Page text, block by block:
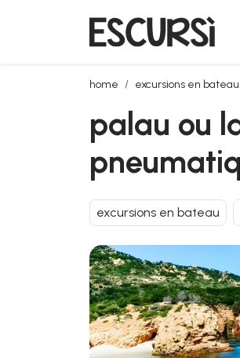
home excursions en bateau
palau ou la maddalena: 4
palau ou
excursions en bateau